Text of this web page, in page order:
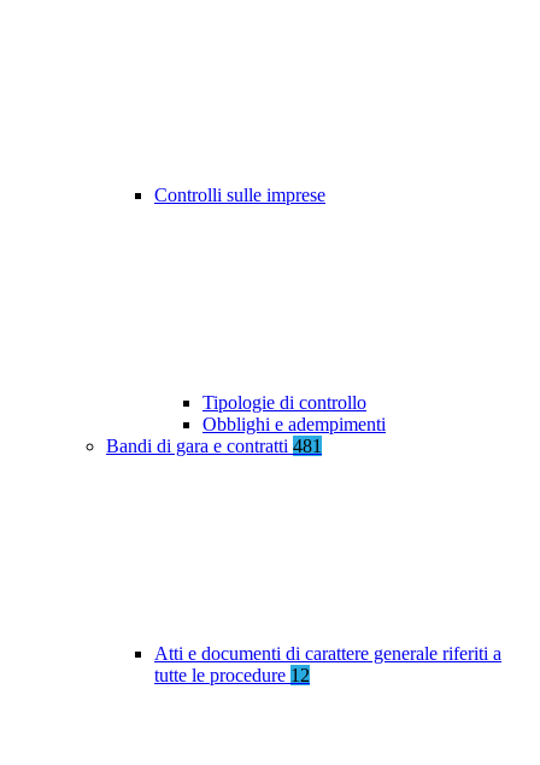
Controlli sulle imprese
Tipologie di controllo
Obblighi e adempimenti
Bandi di gara e contratti 481
Atti e documenti di carattere generale riferiti a
tutte le procedure 12